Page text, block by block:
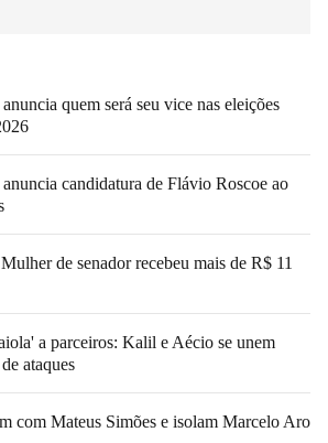
quem será seu vice nas eleições
candidatura de Flávio Roscoe ao
de senador recebeu mais de R$ 11
a parceiros: Kalil e Aécio se unem
ataques
com Mateus Simões e isolam Marcelo Aro